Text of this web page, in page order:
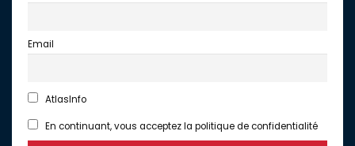
Email
AtlasInfo
En continuant, vous acceptez la politique de confidentialité